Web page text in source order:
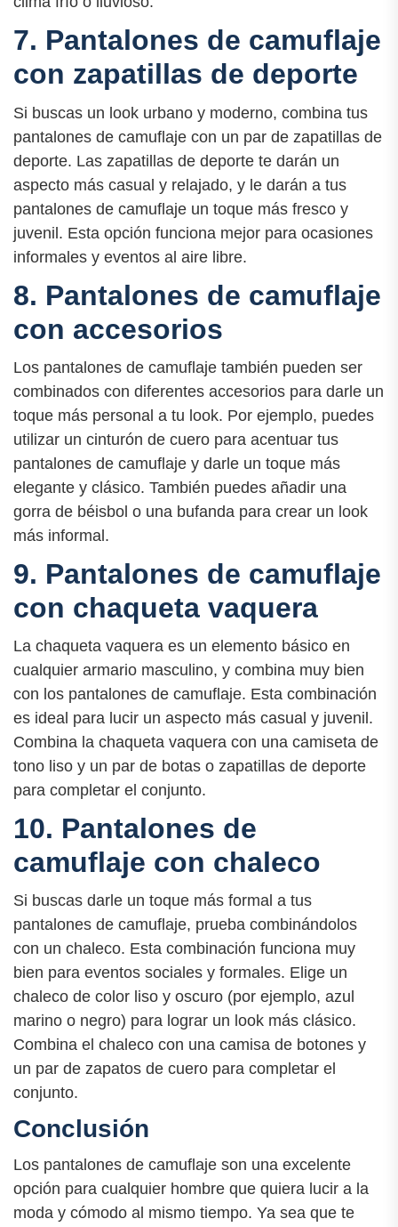
7. Pantalones de camuflaje
con zapatillas de deporte
Si buscas un look urbano y moderno, combina tus
pantalones de camuflaje con un par de zapatillas de
deporte. Las zapatillas de deporte te darán un
aspecto más casual y relajado, y le darán a tus
pantalones de camuflaje un toque más fresco y
juvenil. Esta opción funciona mejor para ocasiones
informales y eventos al aire libre.
8. Pantalones de camuflaje
con accesorios
Los pantalones de camuflaje también pueden ser
combinados con diferentes accesorios para darle un
toque más personal a tu look. Por ejemplo, puedes
utilizar un cinturón de cuero para acentuar tus
pantalones de camuflaje y darle un toque más
elegante y clásico. También puedes añadir una
gorra de béisbol o una bufanda para crear un look
más informal.
9. Pantalones de camuflaje
con chaqueta vaquera
La chaqueta vaquera es un elemento básico en
cualquier armario masculino, y combina muy bien
con los pantalones de camuflaje. Esta combinación
es ideal para lucir un aspecto más casual y juvenil.
Combina la chaqueta vaquera con una camiseta de
tono liso y un par de botas o zapatillas de deporte
para completar el conjunto.
10. Pantalones de
camuflaje con chaleco
Si buscas darle un toque más formal a tus
pantalones de camuflaje, prueba combinándolos
con un chaleco. Esta combinación funciona muy
bien para eventos sociales y formales. Elige un
chaleco de color liso y oscuro (por ejemplo, azul
marino o negro) para lograr un look más clásico.
Combina el chaleco con una camisa de botones y
un par de zapatos de cuero para completar el
conjunto.
Conclusión
Los pantalones de camuflaje son una excelente
opción para cualquier hombre que quiera lucir a la
moda y cómodo al mismo tiempo. Ya sea que te